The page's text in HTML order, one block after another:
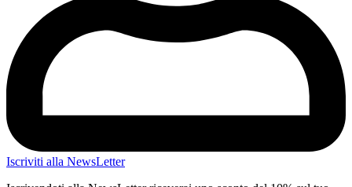
Iscriviti alla NewsLetter